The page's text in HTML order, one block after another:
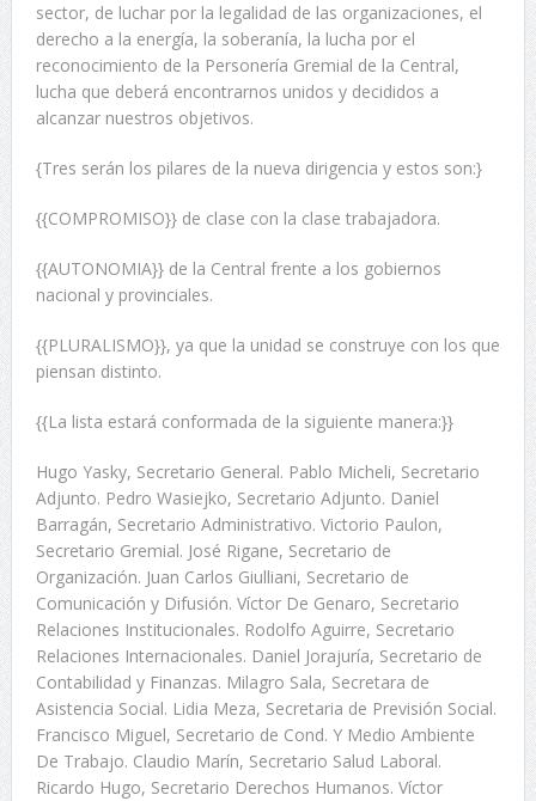
sector, de luchar por la legalidad de las organizaciones, el
derecho a la energía, la soberanía, la lucha por el
reconocimiento de la Personería Gremial de la Central,
lucha que deberá encontrarnos unidos y decididos a
alcanzar nuestros objetivos.
{Tres serán los pilares de la nueva dirigencia y estos son:}
{{COMPROMISO}} de clase con la clase trabajadora.
{{AUTONOMIA}} de la Central frente a los gobiernos
nacional y provinciales.
{{PLURALISMO}}, ya que la unidad se construye con los que
piensan distinto.
{{La lista estará conformada de la siguiente manera:}}
Hugo Yasky, Secretario General. Pablo Micheli, Secretario
Adjunto. Pedro Wasiejko, Secretario Adjunto. Daniel
Barragán, Secretario Administrativo. Victorio Paulon,
Secretario Gremial. José Rigane, Secretario de
Organización. Juan Carlos Giulliani, Secretario de
Comunicación y Difusión. Víctor De Genaro, Secretario
Relaciones Institucionales. Rodolfo Aguirre, Secretario
Relaciones Internacionales. Daniel Jorajuría, Secretario de
Contabilidad y Finanzas. Milagro Sala, Secretara de
Asistencia Social. Lidia Meza, Secretaria de Previsión Social.
Francisco Miguel, Secretario de Cond. Y Medio Ambiente
De Trabajo. Claudio Marín, Secretario Salud Laboral.
Ricardo Hugo, Secretario Derechos Humanos. Víctor